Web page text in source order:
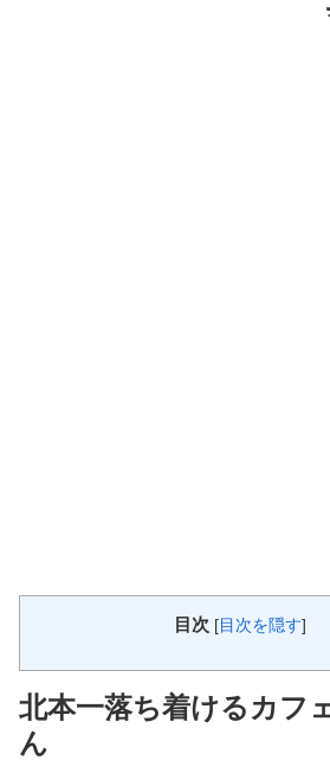
目次 [ 目次を隠す]
北本一落ち着けるカフ
ん